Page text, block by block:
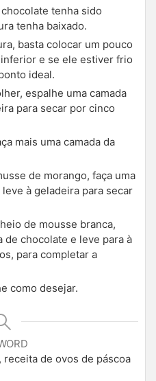
tenha sido
tenha baixado.
basta colocar um pouco
e se ele estiver frio
ideal.
espalhe uma camada
para secar por cinco
mais uma camada da
de morango, faça uma
à geladeira para secar
de mousse branca,
de chocolate e leve para à
para completar a
como desejar.
de ovos de páscoa